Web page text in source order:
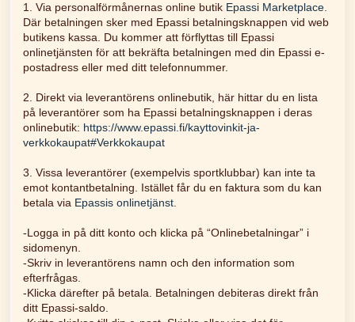
1. Via personalförmånernas online butik Epassi Marketplace.
Där betalningen sker med Epassi betalningsknappen vid web
butikens kassa. Du kommer att förflyttas till Epassi
onlinetjänsten för att bekräfta betalningen med din Epassi e-
postadress eller med ditt telefonnummer.
2. Direkt via leverantörens onlinebutik, här hittar du en lista
på leverantörer som ha Epassi betalningsknappen i deras
onlinebutik: https://www.epassi.fi/kayttovinkit-ja-
verkkokaupat#Verkkokaupat
3. Vissa leverantörer (exempelvis sportklubbar) kan inte ta
emot kontantbetalning. Istället får du en faktura som du kan
betala via Epassis onlinetjänst
-Logga in på ditt konto och klicka på “Onlinebetalningar” i
sidomenyn.
-Skriv in leverantörens namn och den information som
efterfrågas.
-Klicka därefter på betala. Betalningen debiteras direkt från
ditt Epassi-saldo.